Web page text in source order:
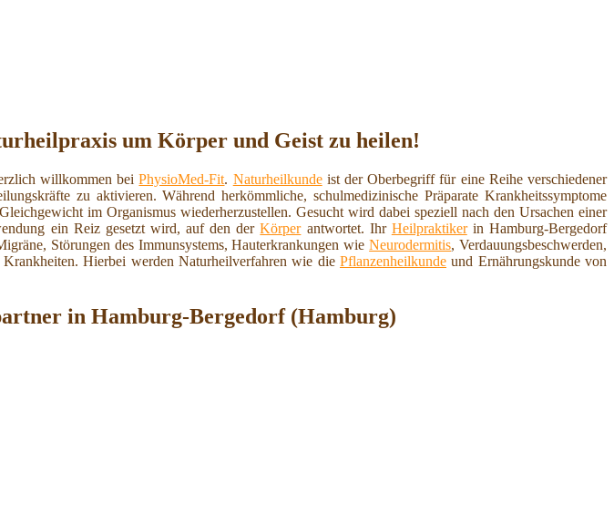
um Körper und Geist zu heilen!
willkommen beiPhysioMed-Fit. Naturheilkundeist der Oberbegriff für eine Reihe verschiedener
zu aktivieren. Während herkömmliche, schulmedizinische Präparate Krankheitssymptome
im Organismus wiederherzustellen. Gesucht wird dabei speziell nach den Ursachen einer
ein Reiz gesetzt wird, auf den derKörperantwortet. Ihr Heilpraktikerin Hamburg-Bergedorf
Störungen des Immunsystems, Hauterkrankungen wieNeurodermitis, Verdauungsbeschwerden,
Krankheiten. Hierbei werden Naturheilverfahren wie diePflanzenheilkunde und Ernährungskunde von
in Hamburg-Bergedorf (Hamburg)